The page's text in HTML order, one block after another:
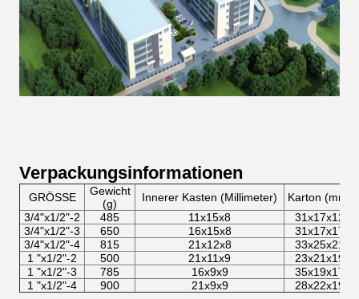
Verpackungsinformationen
GRÖSSE
Gewicht
(g)
Innerer Kasten (Millimeter) Karton (mm)
3/4"x1/2"-2
485 11x15x8
31x17x12
3/4"x1/2"-3
650 16x15x8
31x17x17
3/4"x1/2"-4
815 21x12x8
33x25x21
1 "x1/2"-2
500 21x11x9
23x21x19
1 "x1/2"-3
785 16x9x9
35x19x17
1 "x1/2"-4
900 21x9x9 28x22x19